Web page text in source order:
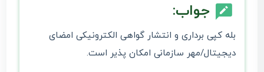
جواب:
بله کپی برداری و انتشار گواهی الکترونیکی امضای
دیجیتال/مهر سازمانی امکان ‌پذیر است.